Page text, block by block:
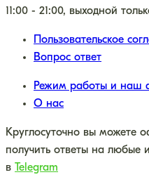
11:00 - 21:00, выходной
Пользовательское
Вопрос ответ
Режим работы и наш
О нас
Круглосуточно вы можете
получить ответы на любые
в
Telegram